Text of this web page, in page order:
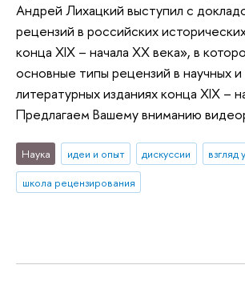
Андрей Лихацкий выступил с
рецензий в российских
конца XIX – начала XX века», в
основные типы рецензий в научных
литературных изданиях конца XIX –
Предлагаем Вашему вниманию
Наука идеи и опыт дискуссии
взгляд
школа рецензирования